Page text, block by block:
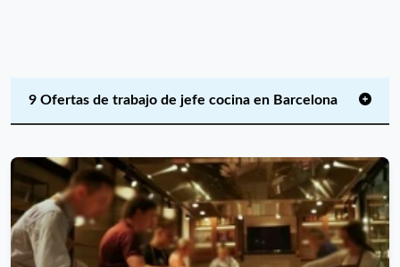
9 Ofertas de trabajo de jefe cocina en Barcelona